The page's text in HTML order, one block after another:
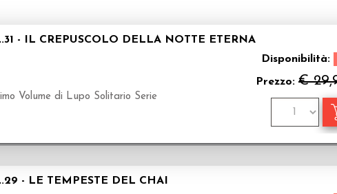
- IL CREPUSCOLO DELLA NOTTE ETERNA
Volume di Lupo Solitario Serie
Disponibilità:
Prezzo: €
- LE TEMPESTE DEL CHAI